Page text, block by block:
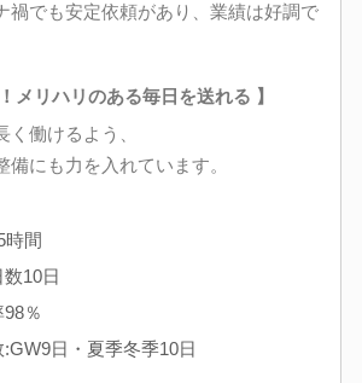
禍でも安定依頼があり、業績は好調で
メリハリのある毎日を送れる 】
働けるよう、
備にも力を入れています。
時間
10日
％
日・夏季冬季10日